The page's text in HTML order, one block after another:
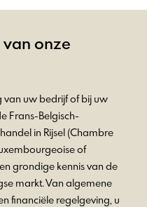
onze
van uw bedrijf of bij uw
Frans-Belgisch-
in Rijsel (Chambre
of
grondige kennis van de
markt. Van algemene
financiële regelgeving, u